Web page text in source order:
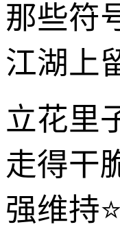
那些符
江湖上
立花里
走得干
强维持